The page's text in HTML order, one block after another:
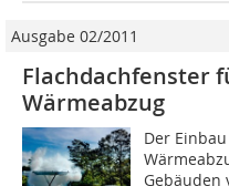
Ausgabe 02/2011
Flachdachfenster
Wärmeabzug
Der
Gebäuden